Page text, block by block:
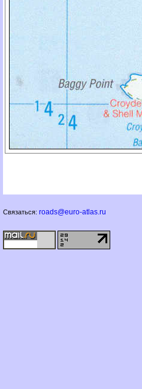
Связаться: roads@euro-atlas.ru